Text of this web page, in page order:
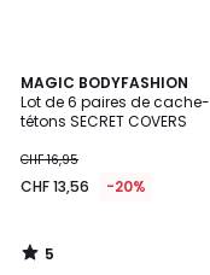
MAGIC BODYFASHION
Lot de 6 paires de cache-
tétons SECRET COVERS
CHF 16,95
CHF 13,56 -20%
5
/
5
5
/